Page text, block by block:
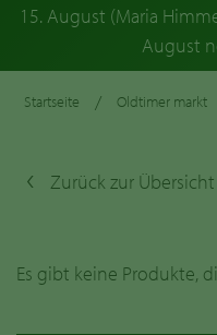
15. August (Maria
August
Startseite / Oldtimer markt
Zurück zur Übersicht
Es gibt keine Produkte,